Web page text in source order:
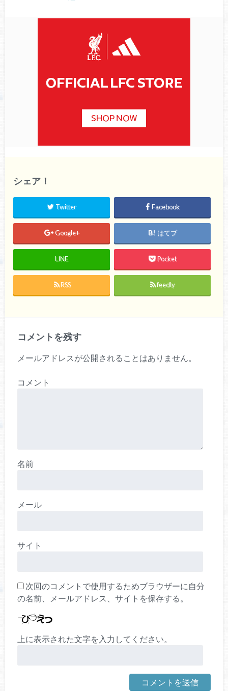
シェア！
Twitter Facebook
Google+ はてブ
LINE Pocket
RSS feedly
コメントを残す
メールアドレスが公開されることはありません。
コメント
名前
メール
サイト
次回のコメントで使用するためブラウザーに自分
の名前、メールアドレス、サイトを保存する。
上に表示された文字を入力してください。